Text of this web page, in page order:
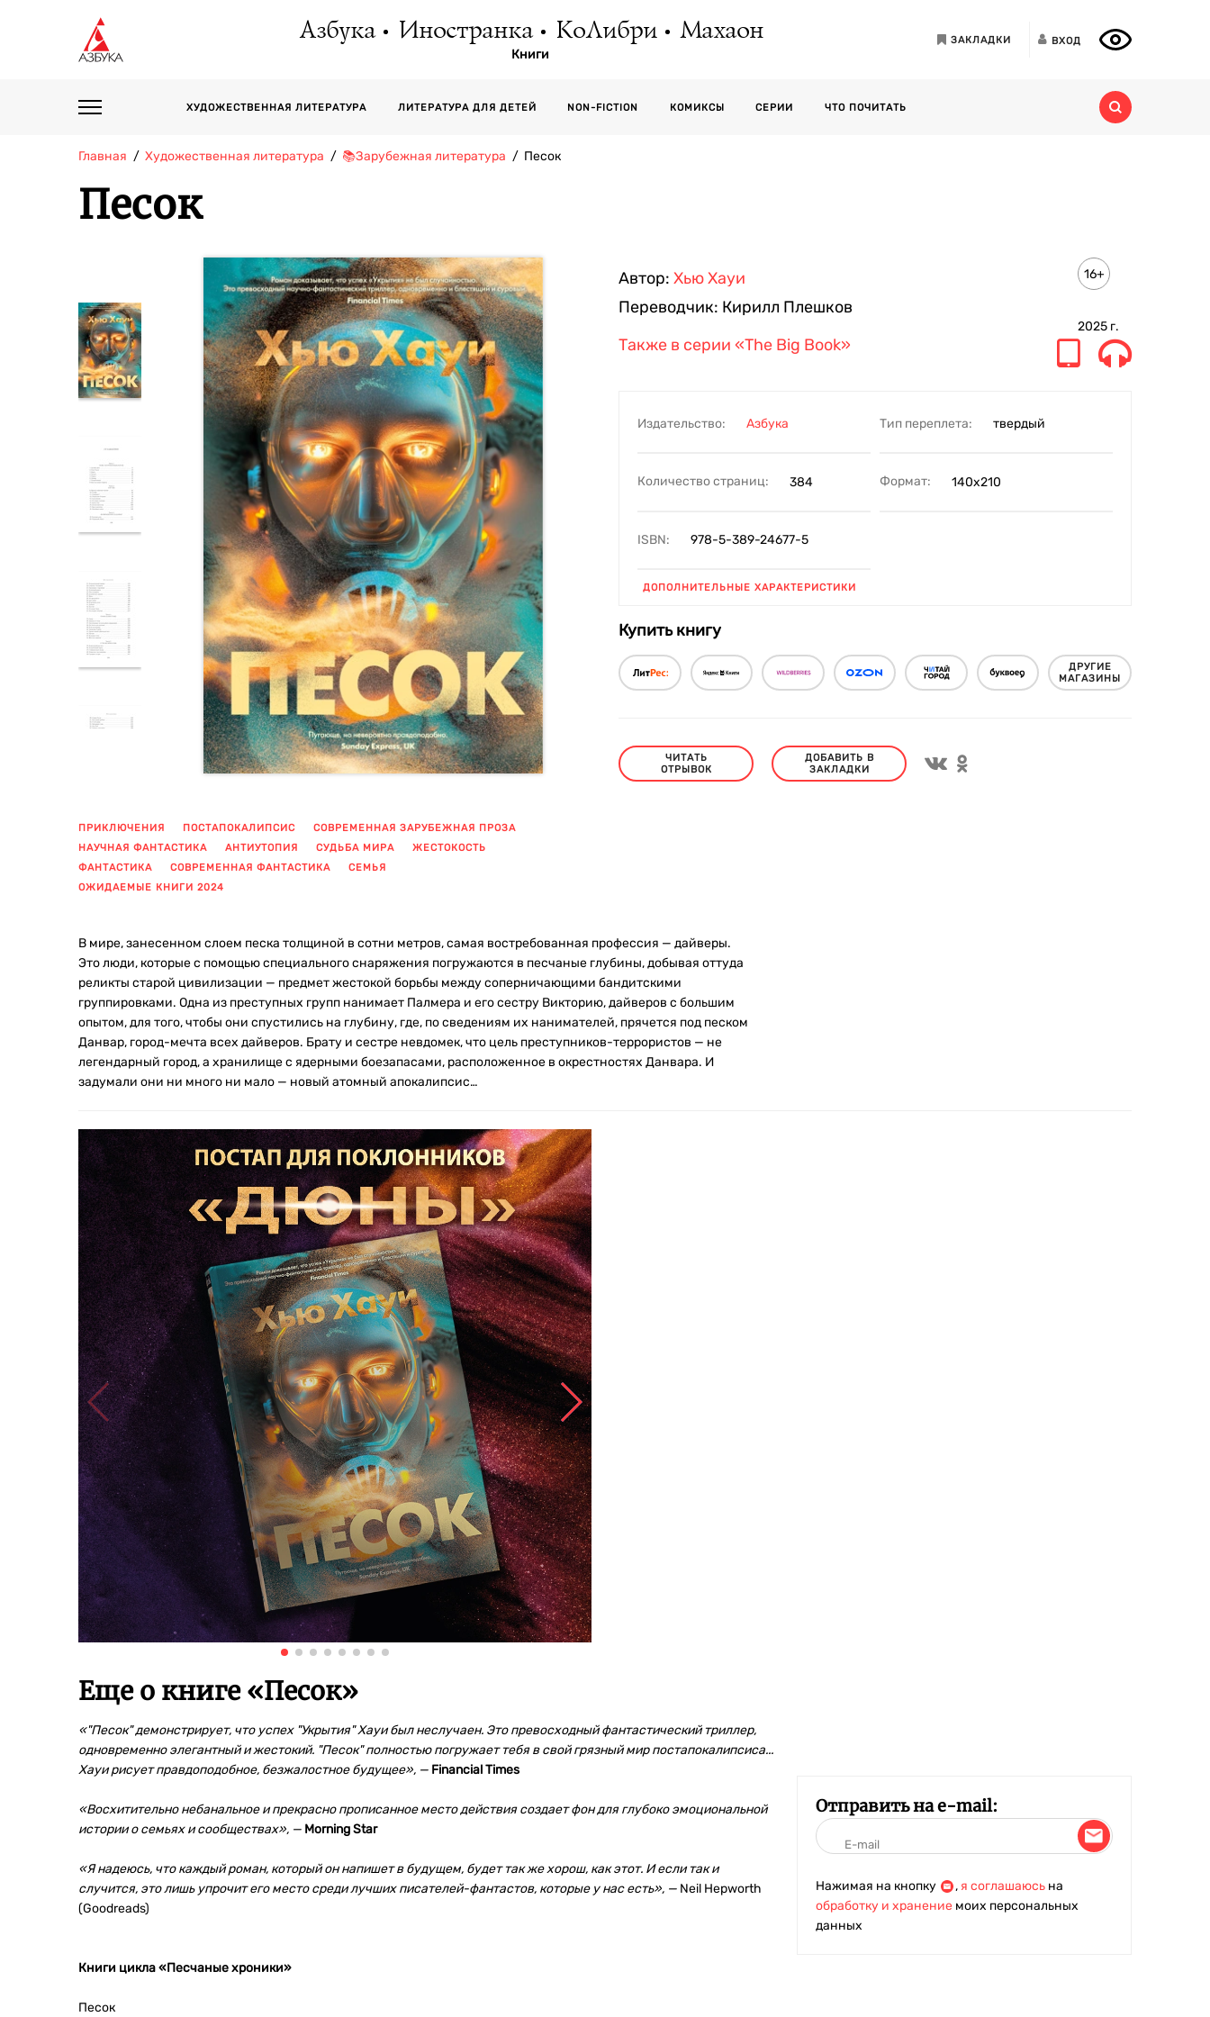
Азбука Иностранка КоЛибри Махаон
Книги
ЗАКЛАДКИ ВХОД
ХУДОЖЕСТВЕННАЯ ЛИТЕРАТУРА ЛИТЕРАТУРА ДЛЯ ДЕТЕЙ NON-FICTION КОМИКСЫ СЕРИИ ЧТО ПОЧИТАТЬ
Главная Художественная литература 📚Зарубежная литература Песок
Песок
ПРИКЛЮЧЕНИЯ ПОСТАПОКАЛИПСИС
СОВРЕМЕННАЯ ЗАРУБЕЖНАЯ ПРОЗА
НАУЧНАЯ ФАНТАСТИКА
АНТИУТОПИЯ СУДЬБА МИРА
ЖЕСТОКОСТЬ
ФАНТАСТИКА
СОВРЕМЕННАЯ ФАНТАСТИКА
СЕМЬЯ
ОЖИДАЕМЫЕ КНИГИ 2024
Автор: Хью Хауи
Переводчик: Кирилл Плешков
16+
2025 г.
Также в серии «The Big Book»
Издательство: Азбука Тип переплета: твердый
Количество страниц: 384 Формат: 140х210
ISBN: 978-5-389-24677-5
ДОПОЛНИТЕЛЬНЫЕ ХАРАКТЕРИСТИКИ
Купить книгу
ДРУГИЕ
МАГАЗИНЫ
ЧИТАТЬ
ОТРЫВОК
ДОБАВИТЬ В
ЗАКЛАДКИ
В мире, занесенном слоем песка толщиной в сотни метров, самая востребованная профессия — дайверы.
Это люди, которые с помощью специального снаряжения погружаются в песчаные глубины, добывая оттуда
реликты старой цивилизации — предмет жестокой борьбы между соперничающими бандитскими
группировками. Одна из преступных групп нанимает Палмера и его сестру Викторию, дайверов с большим
опытом, для того, чтобы они спустились на глубину, где, по сведениям их нанимателей, прячется под песком
Данвар, город-мечта всех дайверов. Брату и сестре невдомек, что цель преступников-террористов — не
легендарный город, а хранилище с ядерными боезапасами, расположенное в окрестностях Данвара. И
задумали они ни много ни мало — новый атомный апокалипсис…
Еще о книге «Песок»
«"Песок" демонстрирует, что успех "Укрытия" Хауи был неслучаен. Это превосходный фантастический триллер,
одновременно элегантный и жестокий. "Песок" полностью погружает тебя в свой грязный мир постапокалипсиса...
Хауи рисует правдоподобное, безжалостное будущее», — Financial Times
«Восхитительно небанальное и прекрасно прописанное место действия создает фон для глубоко эмоциональной
истории о семьях и сообществах», — Morning Star
«Я надеюсь, что каждый роман, который он напишет в будущем, будет так же хорош, как этот. И если так и
случится, это лишь упрочит его место среди лучших писателей-фантастов, которые у нас есть», — Neil Hepworth
(Goodreads)
Книги цикла «Песчаные хроники»
Песок
Отправить на e-mail:
Нажимая на кнопку , я соглашаюсь на
обработку и хранение моих персональных
данных